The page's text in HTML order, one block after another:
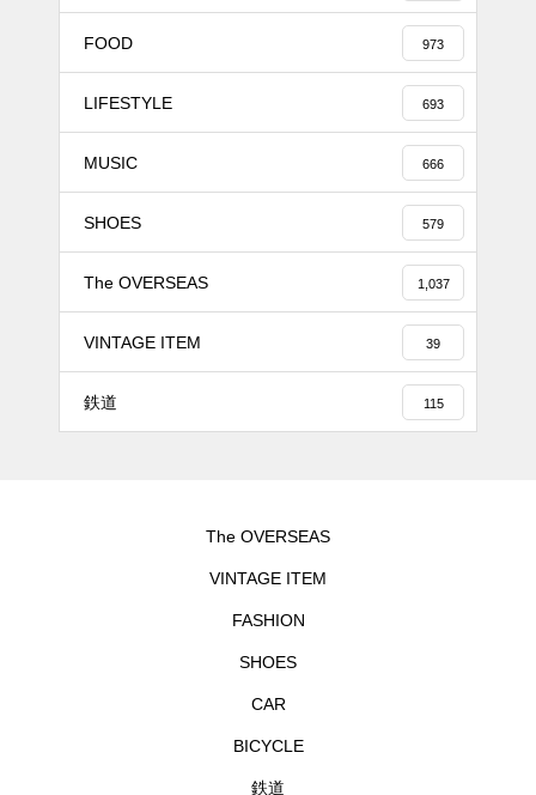
FOOD 973
LIFESTYLE 693
MUSIC 666
SHOES 579
The OVERSEAS 1,037
VINTAGE ITEM 39
鉄道 115
The OVERSEAS
VINTAGE ITEM
FASHION
SHOES
CAR
BICYCLE
鉄道